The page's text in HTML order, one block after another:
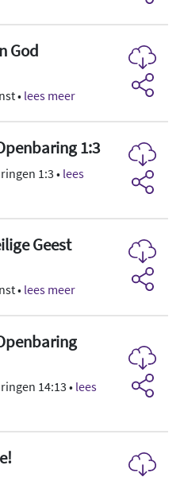
God
•lees meer
1:3
1:3 • lees
Geest
•lees meer
14:13 •lees